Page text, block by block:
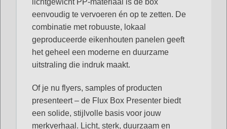
lichtgewicht PP-materiaal is de box
eenvoudig te vervoeren én op te zetten. De
combinatie met robuuste, lokaal
geproduceerde eikenhouten panelen geeft
het geheel een moderne en duurzame
uitstraling die indruk maakt.
Of je nu flyers, samples of producten
presenteert – de Flux Box Presenter biedt
een solide, stijlvolle basis voor jouw
merkverhaal. Licht, sterk, duurzaam en